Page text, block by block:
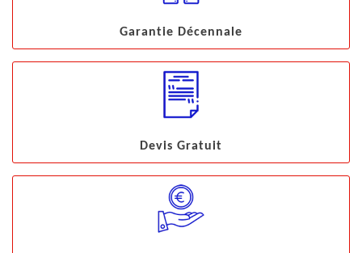
Garantie Décennale
Devis Gratuit